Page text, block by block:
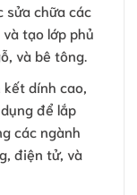
sửa chữa các
tạo lớp phủ
và bê tông.
dính cao,
để lắp
các ngành
điện tử, và